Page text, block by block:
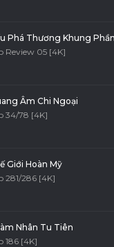
Phá Thương Khung
Review 05 [4K]
Âm Chi Ngoại
34/78 [4K]
Giới Hoàn Mỹ
281/286 [4K]
Nhân Tu Tiên
186 [4K]